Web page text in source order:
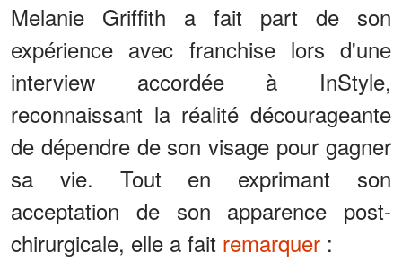
Melanie Griffith a fait part de son
expérience avec franchise lors d'une
interview accordée à InStyle,
reconnaissant la réalité décourageante
de dépendre de son visage pour gagner
sa vie. Tout en exprimant son
acceptation de son apparence post-
chirurgicale, elle a fait remarquer :